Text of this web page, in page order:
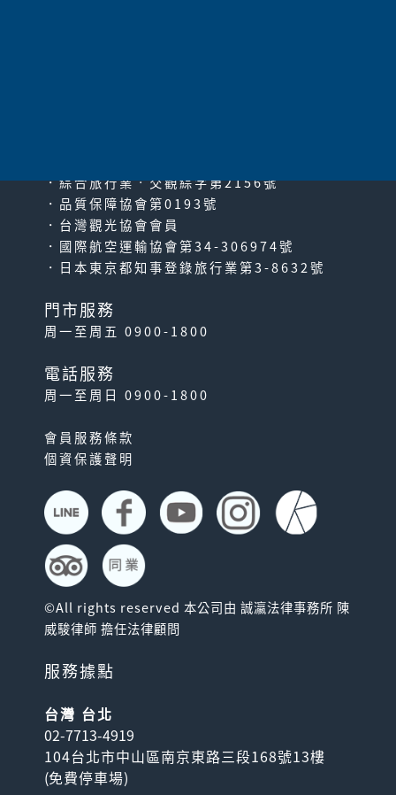
．綜合旅行業‧交觀綜字第2156號
．品質保障協會第0193號
．台灣觀光協會會員
．國際航空運輸協會第34-306974號
．日本東京都知事登錄旅行業第3-8632號
門市服務
周一至周五 0900-1800
電話服務
周一至周日 0900-1800
會員服務條款
個資保護聲明
©All rights reserved 本公司由 誠瀛法律事務所 陳
威駿律師 擔任法律顧問
服務據點
台灣 台北
02-7713-4919
104台北市中山區南京東路三段168號13樓
(免費停車場)